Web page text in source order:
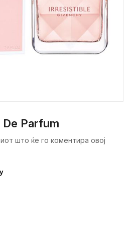
Parfum
што ќе го коментира овој